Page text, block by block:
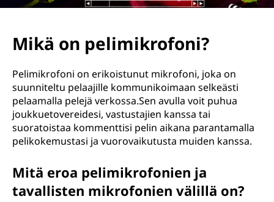
Mikä on pelimikrofoni?
Pelimikrofoni on erikoistunut mikrofoni, joka on
suunniteltu pelaajille kommunikoimaan selkeästi
pelaamalla pelejä verkossa.Sen avulla voit puhua
joukkuetovereidesi, vastustajien kanssa tai
suoratoistaa kommenttisi pelin aikana parantamalla
pelikokemustasi ja vuorovaikutusta muiden kanssa.
Mitä eroa pelimikrofonien ja
tavallisten mikrofonien välillä on?